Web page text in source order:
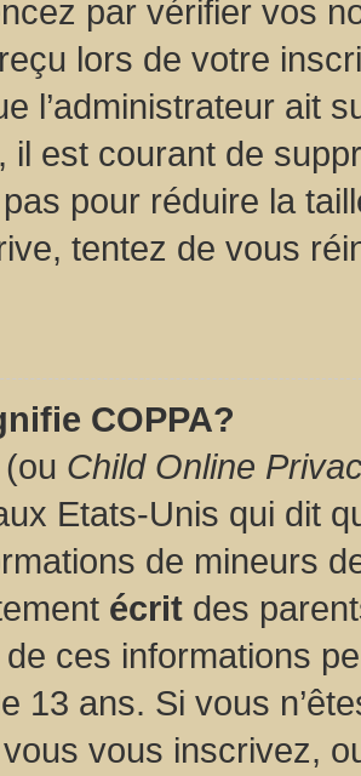
par vérifier vos
reçu lors de votre
l’administrateur ait
il est courant de
pour réduire la
tentez de vous
COPPA?
Child Online
Etats-Unis qui dit
de mineurs
écrit des
ces informations
13 ans. Si vous
vous inscrivez,